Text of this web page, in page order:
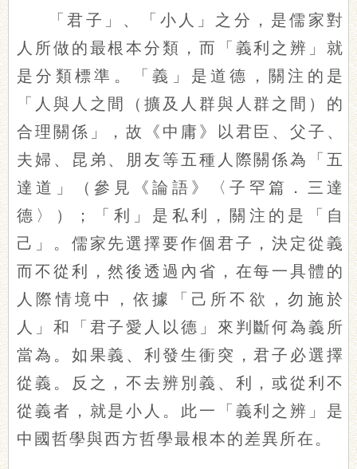
「君子」、「小人」之分，是儒家對
人所做的最根本分類，而「義利之辨」就
是分類標準。「義」是道德，關注的是
「人與人之間（擴及人群與人群之間）的
合理關係」，故《中庸》以君臣、父子、
夫婦、昆弟、朋友等五種人際關係為「五
達道」（參見《論語》〈子罕篇．三達
德〉）；「利」是私利，關注的是「自
己」。儒家先選擇要作個君子，決定從義
而不從利，然後透過內省，在每一具體的
人際情境中，依據「己所不欲，勿施於
人」和「君子愛人以德」來判斷何為義所
當為。如果義、利發生衝突，君子必選擇
從義。反之，不去辨別義、利，或從利不
從義者，就是小人。此一「義利之辨」是
中國哲學與西方哲學最根本的差異所在。